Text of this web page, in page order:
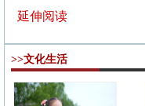
延伸阅读
>>文化生活